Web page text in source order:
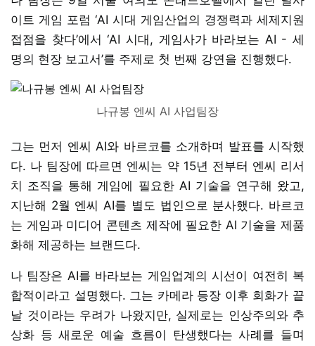
이트 게임 포럼 ‘AI 시대 게임산업의 경쟁력과 세제지원
접점을 찾다’에서 ‘AI 시대, 게임사가 바라보는 AI - 세
명의 현장 보고서’를 주제로 첫 번째 강연을 진행했다.
나규봉 엔씨 AI 사업팀장
그는 먼저 엔씨 AI와 바르코를 소개하며 발표를 시작했
다. 나 팀장에 따르면 엔씨는 약 15년 전부터 엔씨 리서
치 조직을 통해 게임에 필요한 AI 기술을 연구해 왔고,
지난해 2월 엔씨 AI를 별도 법인으로 분사했다. 바르코
는 게임과 미디어 콘텐츠 제작에 필요한 AI 기술을 제품
화해 제공하는 브랜드다.
나 팀장은 AI를 바라보는 게임업계의 시선이 여전히 복
합적이라고 설명했다. 그는 카메라 등장 이후 회화가 끝
날 것이라는 우려가 나왔지만, 실제로는 인상주의와 추
상화 등 새로운 예술 흐름이 탄생했다는 사례를 들며